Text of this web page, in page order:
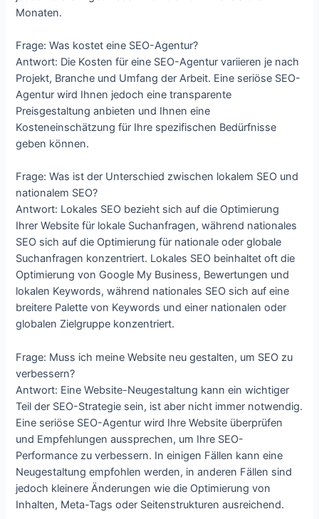
Monaten.
Frage: Was kostet eine SEO-Agentur?
Antwort: Die Kosten für eine SEO-Agentur variieren je nach
Projekt, Branche und Umfang der Arbeit. Eine seriöse SEO-
Agentur wird Ihnen jedoch eine transparente
Preisgestaltung anbieten und Ihnen eine
Kosteneinschätzung für Ihre spezifischen Bedürfnisse
geben können.
Frage: Was ist der Unterschied zwischen lokalem SEO und
nationalem SEO?
Antwort: Lokales SEO bezieht sich auf die Optimierung
Ihrer Website für lokale Suchanfragen, während nationales
SEO sich auf die Optimierung für nationale oder globale
Suchanfragen konzentriert. Lokales SEO beinhaltet oft die
Optimierung von Google My Business, Bewertungen und
lokalen Keywords, während nationales SEO sich auf eine
breitere Palette von Keywords und einer nationalen oder
globalen Zielgruppe konzentriert.
Frage: Muss ich meine Website neu gestalten, um SEO zu
verbessern?
Antwort: Eine Website-Neugestaltung kann ein wichtiger
Teil der SEO-Strategie sein, ist aber nicht immer notwendig.
Eine seriöse SEO-Agentur wird Ihre Website überprüfen
und Empfehlungen aussprechen, um Ihre SEO-
Performance zu verbessern. In einigen Fällen kann eine
Neugestaltung empfohlen werden, in anderen Fällen sind
jedoch kleinere Änderungen wie die Optimierung von
Inhalten, Meta-Tags oder Seitenstrukturen ausreichend.